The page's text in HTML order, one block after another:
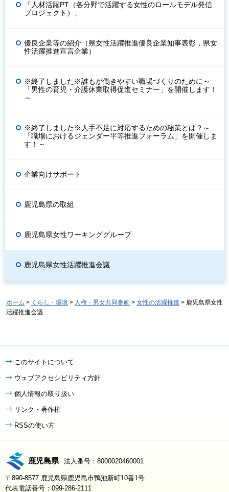
「人材活躍PT（各分野で活躍する女性のロールモデル発信
プロジェクト）」
優良企業等の紹介（県女性活躍推進優良企業知事表彰，県女
性活躍推進宣言企業）
※終了しました※誰もが働きやすい職場づくりのために～
「男性の育児・介護休業取得促進セミナー」を開催します！
～
※終了しました※人手不足に対応するための秘策とは？～
「職場におけるジェンダー平等推進フォーラム」を開催しま
す！～
企業向けサポート
鹿児島県の取組
鹿児島県女性ワーキンググループ
鹿児島県女性活躍推進会議
ホーム > くらし・環境 > 人権・男女共同参画 > 女性の活躍推進 > 鹿児島県女性
活躍推進会議
このサイトについて
ウェブアクセシビリティ方針
個人情報の取り扱い
リンク・著作権
RSSの使い方
鹿児島県 法人番号：8000020460001
〒890-8577 鹿児島県鹿児島市鴨池新町10番1号
代表電話番号：099-286-2111